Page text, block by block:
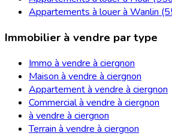
Appartements à louer à Wanlin
Immobilier à vendre par type
Immo à vendre à ciergnon
Maison à vendre à ciergnon
Appartement à vendre à ciergnon
Commercial à vendre à ciergnon
à vendre à ciergnon
Terrain à vendre à ciergnon